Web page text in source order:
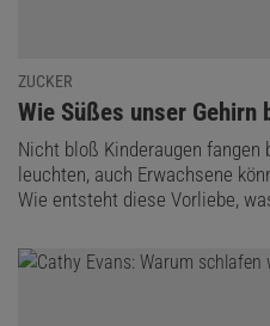
ZUCKER
:
Wie Süßes unser Gehirn
Nicht bloß Kinderaugen fangen
leuchten, auch Erwachsene
Wie entsteht diese Vorliebe,